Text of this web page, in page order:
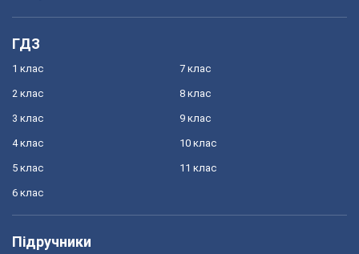
ГДЗ
1 клас
2 клас
3 клас
4 клас
5 клас
6 клас
7 клас
8 клас
9 клас
10 клас
11 клас
Підручники